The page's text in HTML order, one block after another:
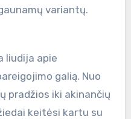
variantų.
liudija apie
galią. Nuo
pradžios iki akinančių
keitėsi kartu su